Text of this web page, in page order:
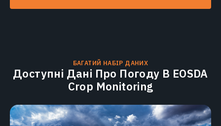
БАГАТИЙ НАБІР ДАНИХ
Доступні Дані Про Погоду В EOSDA
Crop Monitoring